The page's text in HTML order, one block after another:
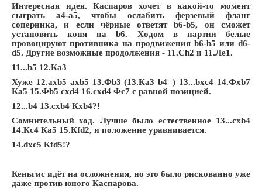
Интересная идея. Каспаров хочет в какой-то момент
сыграть а4-a5, чтобы ослабить ферзевый фланг
соперника, и если чёрные ответят b6-b5, он сможет
установить коня на b6. Ходом в партии белые
провоцируют противника на продвижения b6-b5 или d6-
d5. Другие возможные продолжения - 11.Сh2 и 11.Лe1.
11...b5 12.Кa3
Хуже 12.axb5 axb5 13.Фb3 (13.Кa3 b4=) 13...bxc4 14.Фxb7
Кa5 15.Фb5 cxd4 16.cxd4 Фc7 с равной позицией.
12...b4 13.cxb4 Кxb4?!
Сомнительный ход. Лучше было естественное 13...cxb4
14.Кc4 Кa5 15.Кfd2, и положение уравнивается.
14.dxc5 Кfd5!?
Кеньгис идёт на осложнения, но это было рискованно уже
даже против юного Каспарова.